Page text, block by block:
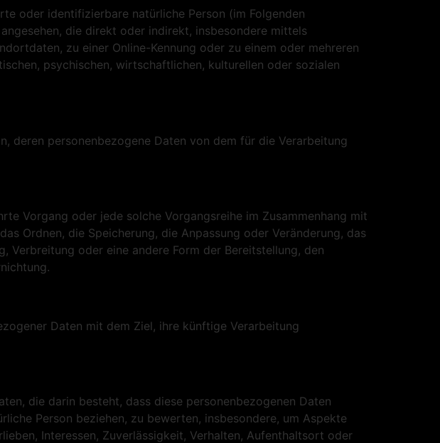
oder identifizierbare natürliche Person (im Folgenden
die direkt oder indirekt, insbesondere mittels
zu einer Online-Kennung oder zu einem oder mehreren
psychischen, wirtschaftlichen, kulturellen oder sozialen
deren personenbezogene Daten von dem für die Verarbeitung
Vorgang oder jede solche Vorgangsreihe im Zusammenhang mit
Ordnen, die Speicherung, die Anpassung oder Veränderung, das
Verbreitung oder eine andere Form der Bereitstellung, den
Daten mit dem Ziel, ihre künftige Verarbeitung
die darin besteht, dass diese personenbezogenen Daten
Person beziehen, zu bewerten, insbesondere, um Aspekte
Interessen, Zuverlässigkeit, Verhalten, Aufenthaltsort oder